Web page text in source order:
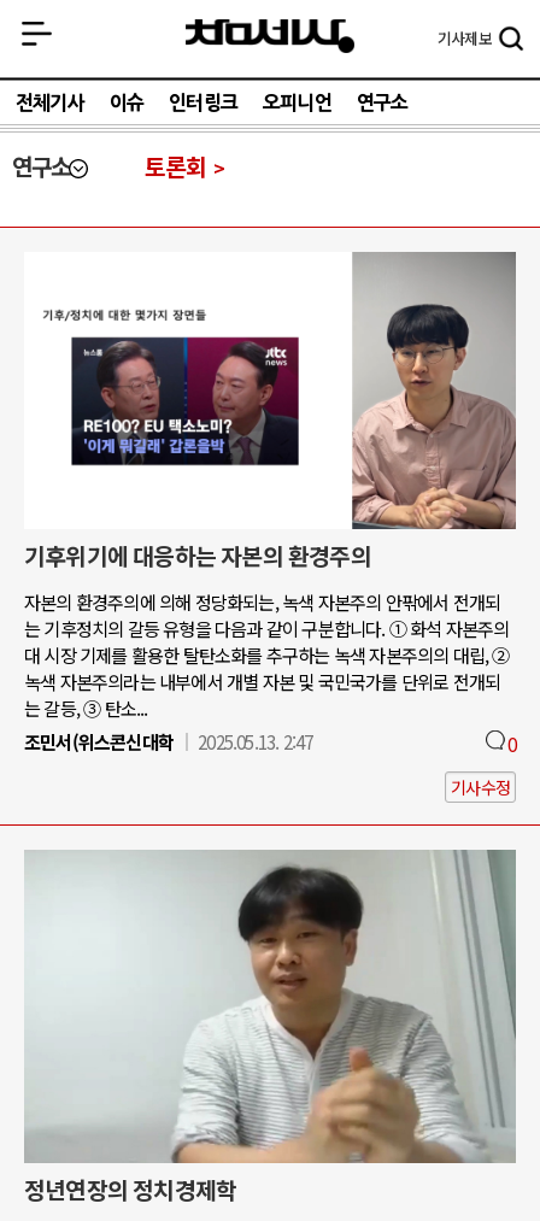
기사제보
전체기사 이슈 인터링크 오피니언 연구소
연구소 토론회
기후위기에 대응하는 자본의 환경주의
자본의 환경주의에 의해 정당화되는, 녹색 자본주의 안팎에서 전개되
는 기후정치의 갈등 유형을 다음과 같이 구분합니다. ① 화석 자본주의
대 시장 기제를 활용한 탈탄소화를 추구하는 녹색 자본주의의 대립, ②
녹색 자본주의라는 내부에서 개별 자본 및 국민국가를 단위로 전개되
는 갈등, ③ 탄소...
조민서(위스콘신대학
2025.05.13. 2:47 0
기사수정
정년연장의 정치경제학